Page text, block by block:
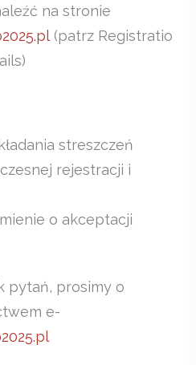
na stronie
(patrz Registratio
streszczeń
rejestracji i
o akceptacji
pytań, prosimy o
e-